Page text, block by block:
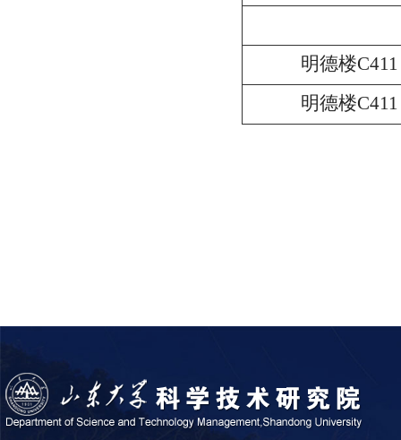
明德楼C411
明德楼C411